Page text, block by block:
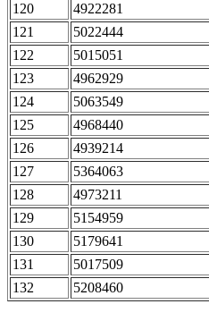
120 4922281
121 5022444
122 5015051
123 4962929
124 5063549
125 4968440
126 4939214
127 5364063
128 4973211
129 5154959
130 5179641
131 5017509
132 5208460